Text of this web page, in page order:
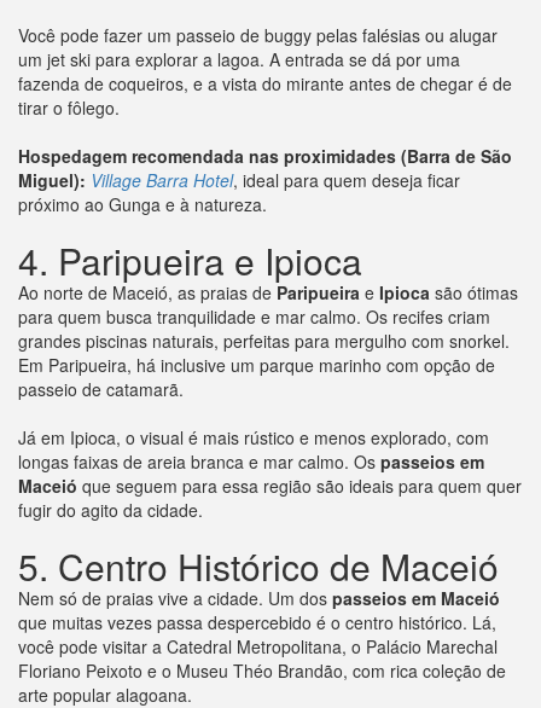
Você pode fazer um passeio de buggy pelas falésias ou alugar
um jet ski para explorar a lagoa. A entrada se dá por uma
fazenda de coqueiros, e a vista do mirante antes de chegar é de
tirar o fôlego.
Hospedagem recomendada nas proximidades (Barra de São
Miguel): Village Barra Hotel, ideal para quem deseja ficar
próximo ao Gunga e à natureza.
4. Paripueira e Ipioca
Ao norte de Maceió, as praias de Paripueira e Ipioca são ótimas
para quem busca tranquilidade e mar calmo. Os recifes criam
grandes piscinas naturais, perfeitas para mergulho com snorkel.
Em Paripueira, há inclusive um parque marinho com opção de
passeio de catamarã.
Já em Ipioca, o visual é mais rústico e menos explorado, com
longas faixas de areia branca e mar calmo. Os passeios em
Maceió que seguem para essa região são ideais para quem quer
fugir do agito da cidade.
5. Centro Histórico de Maceió
Nem só de praias vive a cidade. Um dos passeios em Maceió
que muitas vezes passa despercebido é o centro histórico. Lá,
você pode visitar a Catedral Metropolitana, o Palácio Marechal
Floriano Peixoto e o Museu Théo Brandão, com rica coleção de
arte popular alagoana.